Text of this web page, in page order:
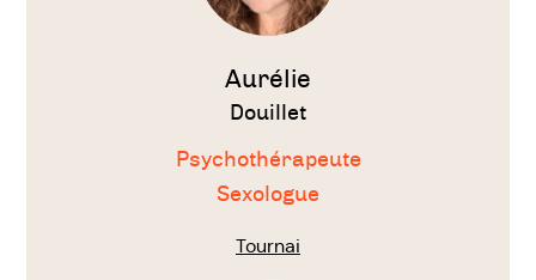
Aurélie
Douillet
Psychothérapeute
Sexologue
Tournai